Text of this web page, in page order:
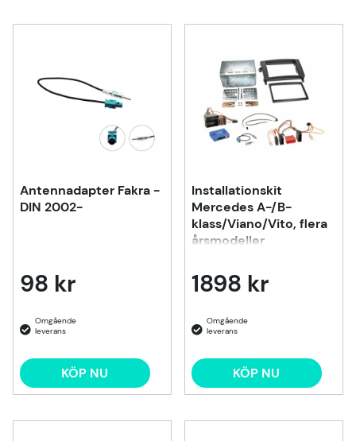
Antennadapter Fakra -
DIN 2002-
98 kr
KÖP NU
Installationskit
Mercedes A-/B-
klass/Viano/Vito, flera
årsmodeller
1898 kr
KÖP NU